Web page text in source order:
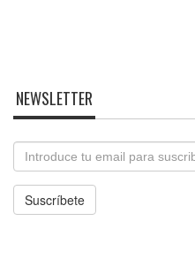
NEWSLETTER
Email
Suscríbete